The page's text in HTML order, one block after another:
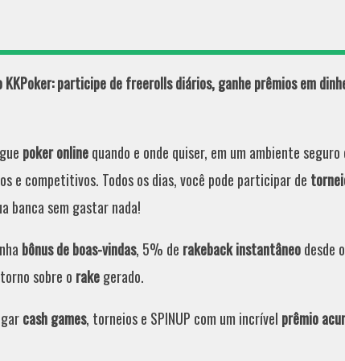
KKPoker: participe de freerolls diários, ganhe prêmios em
poker onlinequando e onde quiser, em um ambiente
e competitivos. Todos os dias, você pode participar de
banca sem gastar nada!
bônus de boas-vindas, 5% de rakeback instantâneodesde
sobre o rakegerado.
cash games, torneios e SPINUP com um incrível prêmio